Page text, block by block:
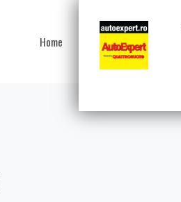
Home Test drive